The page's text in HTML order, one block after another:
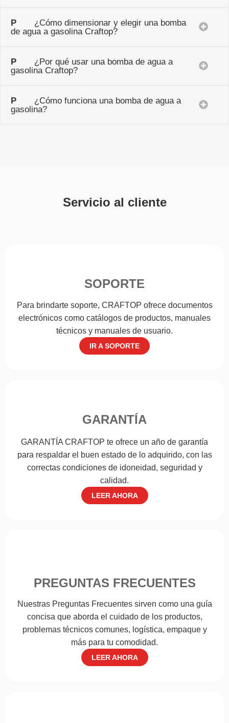
P ¿Cómo dimensionar y elegir una bomba
de agua a gasolina Craftop?
P ¿Por qué usar una bomba de agua a
gasolina Craftop?
P ¿Cómo funciona una bomba de agua a
gasolina?
Servicio al cliente
SOPORTE
Para brindarte soporte, CRAFTOP ofrece documentos
electrónicos como catálogos de productos, manuales
técnicos y manuales de usuario.
IR A SOPORTE
GARANTÍA
GARANTÍA CRAFTOP te ofrece un año de garantía
para respaldar el buen estado de lo adquirido, con las
correctas condiciones de idoneidad, seguridad y
calidad.
LEER AHORA
PREGUNTAS FRECUENTES
Nuestras Preguntas Frecuentes sirven como una guía
concisa que aborda el cuidado de los productos,
problemas técnicos comunes, logística, empaque y
más para tu comodidad.
LEER AHORA